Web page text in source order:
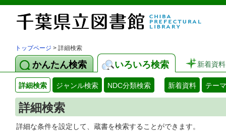
トップページ > 詳細検索
かんたん検索 いろいろ検索 新着資料
詳細検索 ジャンル検索 NDC分類検索 新着資料 テー
詳細検索
詳細な条件を設定して、蔵書を検索することができます。